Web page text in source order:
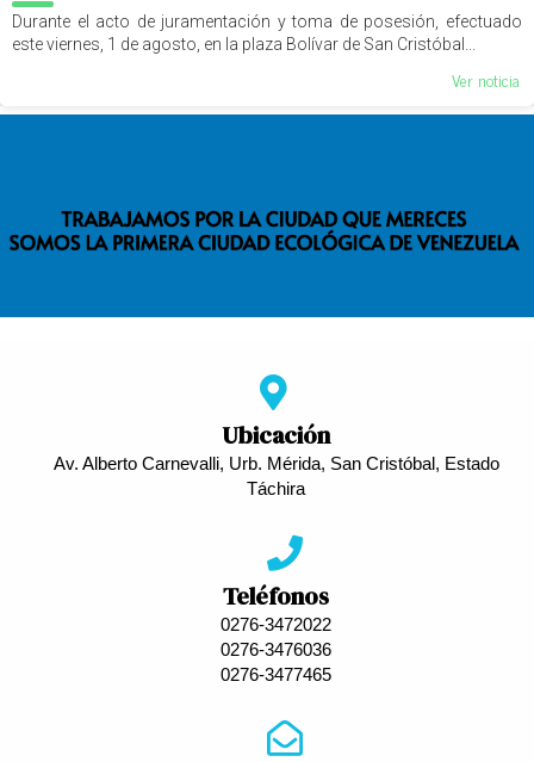
Durante el acto de juramentación y toma de posesión, efectuado
este viernes, 1 de agosto, en la plaza Bolívar de San Cristóbal...
Ver noticia
Ubicación
Av. Alberto Carnevalli, Urb. Mérida, San Cristóbal, Estado
Táchira
Teléfonos
0276-3472022
0276-3476036
0276-3477465